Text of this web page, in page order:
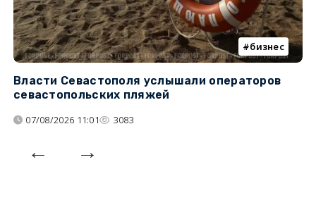
бизнес
Власти Севастополя услышали операторов
севастопольских пляжей
07/08/2026 11:01 3083